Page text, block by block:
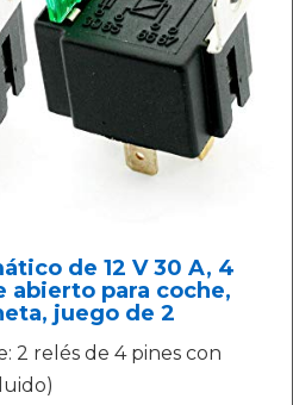
de 12 V 30 A, 4
abierto para coche,
juego de 2
2 relés de 4 pines con